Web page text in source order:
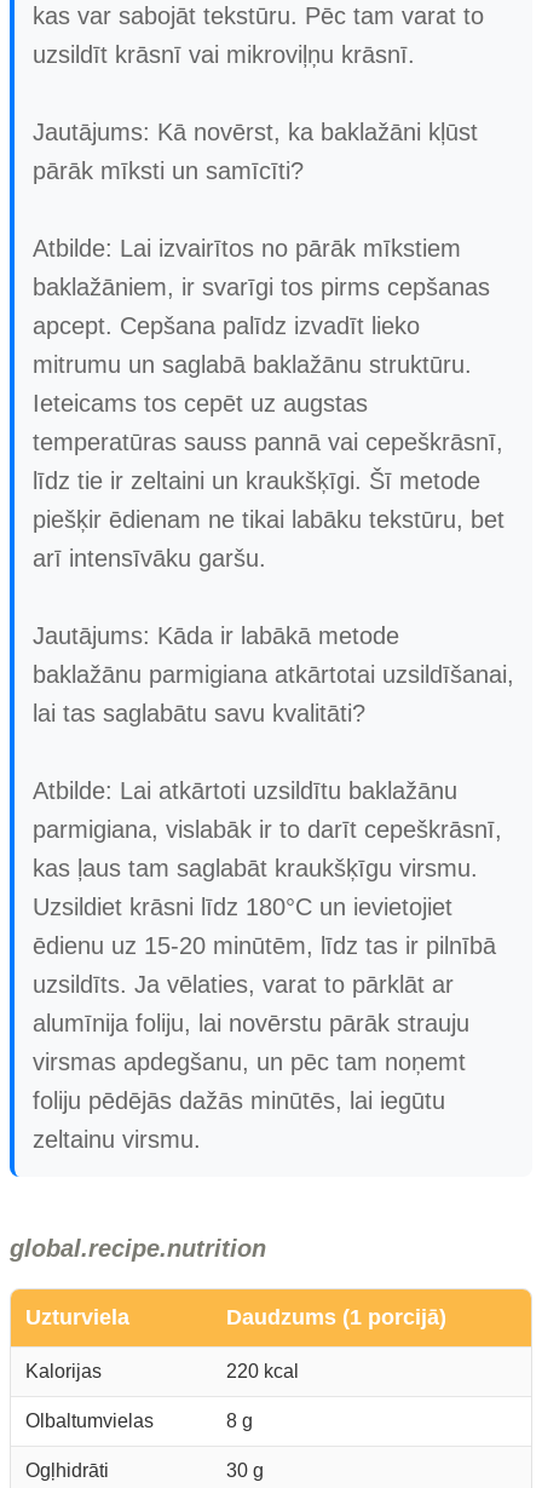
kas var sabojāt tekstūru. Pēc tam varat to
uzsildīt krāsnī vai mikroviļņu krāsnī.
Jautājums: Kā novērst, ka baklažāni kļūst
pārāk mīksti un samīcīti?
Atbilde: Lai izvairītos no pārāk mīkstiem
baklažāniem, ir svarīgi tos pirms cepšanas
apcept. Cepšana palīdz izvadīt lieko
mitrumu un saglabā baklažānu struktūru.
Ieteicams tos cepēt uz augstas
temperatūras sauss pannā vai cepeškrāsnī,
līdz tie ir zeltaini un kraukšķīgi. Šī metode
piešķir ēdienam ne tikai labāku tekstūru, bet
arī intensīvāku garšu.
Jautājums: Kāda ir labākā metode
baklažānu parmigiana atkārtotai uzsildīšanai,
lai tas saglabātu savu kvalitāti?
Atbilde: Lai atkārtoti uzsildītu baklažānu
parmigiana, vislabāk ir to darīt cepeškrāsnī,
kas ļaus tam saglabāt kraukšķīgu virsmu.
Uzsildiet krāsni līdz 180°C un ievietojiet
ēdienu uz 15-20 minūtēm, līdz tas ir pilnībā
uzsildīts. Ja vēlaties, varat to pārklāt ar
alumīnija foliju, lai novērstu pārāk strauju
virsmas apdegšanu, un pēc tam noņemt
foliju pēdējās dažās minūtēs, lai iegūtu
zeltainu virsmu.
global.recipe.nutrition
Uzturviela Daudzums (1 porcijā)
Kalorijas 220 kcal
Olbaltumvielas 8 g
Ogļhidrāti 30 g